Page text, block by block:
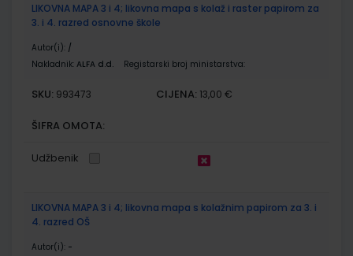
LIKOVNA MAPA 3 i 4; likovna mapa s kolaž i raster papirom za
3. i 4. razred osnovne škole
Autor(i): /
Nakladnik: ALFA d.d. Registarski broj ministarstva:
SKU: 993473 CIJENA: 13,00 €
ŠIFRA OMOTA:
Udžbenik
LIKOVNA MAPA 3 i 4; likovna mapa s kolažnim papirom za 3. i
4. razred OŠ
Autor(i): -